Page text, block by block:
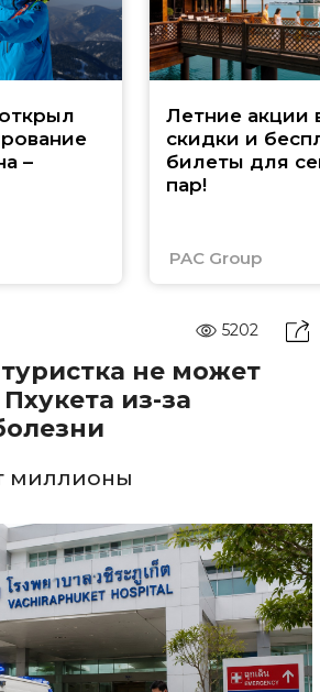
–
Летние акции
скидки и
билеты для
пар!
PAC Group
5202
не может
из-за
миллионы